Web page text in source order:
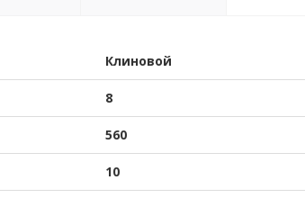
Клиновой
8
560
10